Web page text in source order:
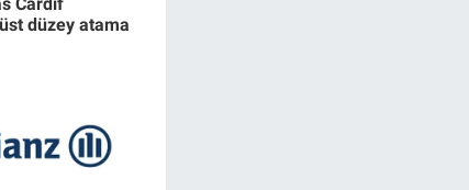
düzey atama